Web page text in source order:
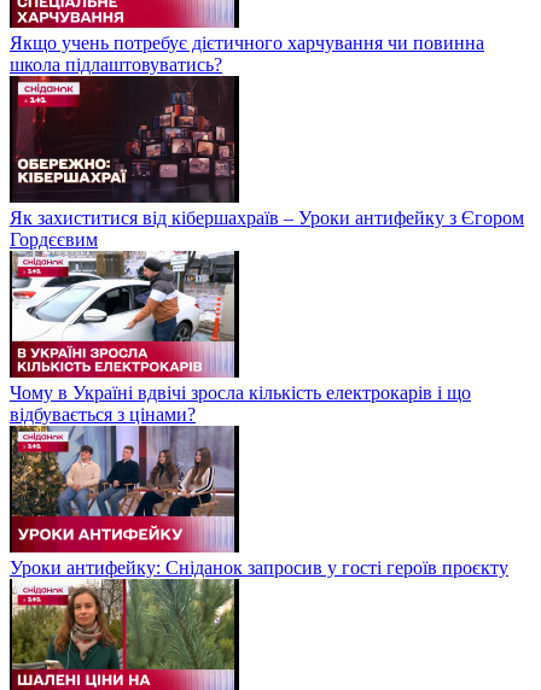
Якщо учень потребує дієтичного харчування чи повинна
школа підлаштовуватись?
Як захиститися від кібершахраїв – Уроки антифейку з Єгором
Гордєєвим
Чому в Україні вдвічі зросла кількість електрокарів і що
відбувається з цінами?
Уроки антифейку: Сніданок запросив у гості героїв проєкту